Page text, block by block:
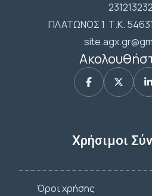
ΠΛΑΤΩΝΟΣ 1 Τ.Κ.
Χρήσιμοι
Όροι χρήσης